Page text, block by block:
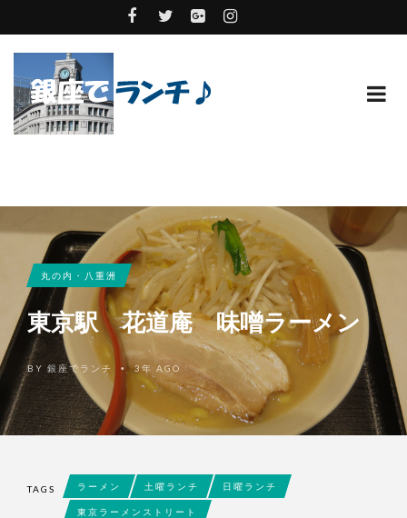
丸の内・八重洲
東京駅 花道庵 味噌ラーメン
BY 銀座でランチ •3年 AGO
TAGS ラーメン 土曜ランチ 日曜ランチ
東京ラーメンストリート